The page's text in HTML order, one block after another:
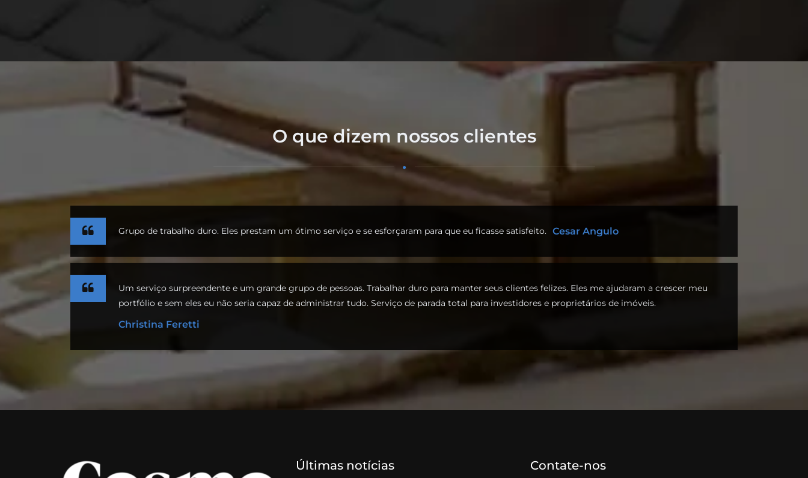
O que dizem nossos clientes
Grupo de trabalho duro. Eles prestam um ótimo serviço e se esforçaram para que eu ficasse satisfeito. Cesar Angulo
Um serviço surpreendente e um grande grupo de pessoas. Trabalhar duro para manter seus clientes felizes. Eles me ajudaram a crescer meu
portfólio e sem eles eu não seria capaz de administrar tudo. Serviço de parada total para investidores e proprietários de imóveis.
Christina Feretti
Últimas notícias Contate-nos